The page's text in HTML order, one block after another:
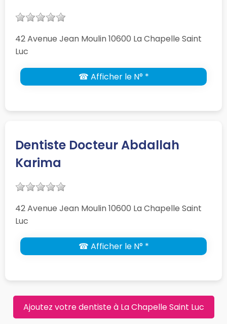
42 Avenue Jean Moulin 10600 La Chapelle Saint
Luc
☎ Afficher le N° *
Dentiste Docteur Abdallah
Karima
42 Avenue Jean Moulin 10600 La Chapelle Saint
Luc
☎ Afficher le N° *
Ajoutez votre dentiste à La Chapelle Saint Luc